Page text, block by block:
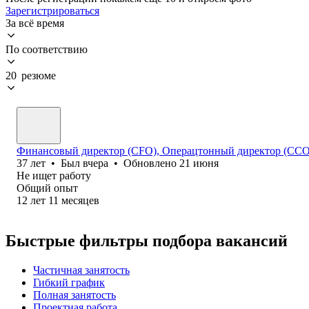
Зарегистрироваться
За всё время
По соответствию
20 резюме
Финансовый директор (CFO), Операцтонный директор
37 лет • Был вчера • Обновлено 21 июня
Не ищет работу
Общий опыт
12 лет 11 месяцев
Быстрые фильтры подбора вакансий
Частичная занятость
Гибкий график
Полная занятость